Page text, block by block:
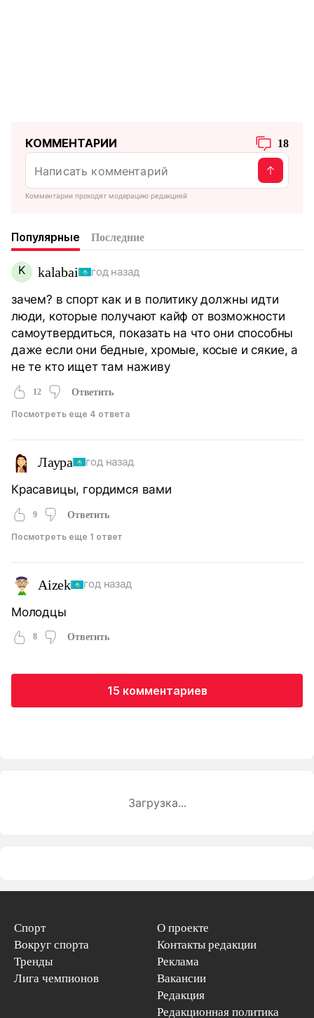
КОММЕНТАРИИ 18
Комментарии проходят модерацию редакцией
Популярные Последние
K kalabai год назад
зачем? в спорт как и в политику должны идти
люди, которые получают кайф от возможности
самоутвердиться, показать на что они способны
даже если они бедные, хромые, косые и сякие, а
не те кто ищет там наживу
12 Ответить
Посмотреть еще 4 ответа
Лаура год назад
Красавицы, гордимся вами
9 Ответить
Посмотреть еще 1 ответ
Aizek год назад
Молодцы
8 Ответить
15 комментариев
Загрузка...
Спорт
Вокруг спорта
Тренды
Лига чемпионов
О проекте
Контакты редакции
Реклама
Вакансии
Редакция
Редакционная политика